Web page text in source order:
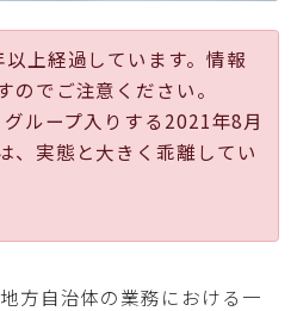
上経過しています。情報
のでご注意ください。
ループ入りする2021年8月
、実態と大きく乖離してい
方自治体の業務における一